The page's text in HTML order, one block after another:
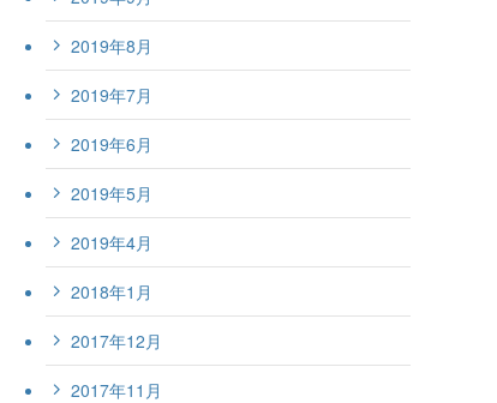
2019年8月
2019年7月
2019年6月
2019年5月
2019年4月
2018年1月
2017年12月
2017年11月